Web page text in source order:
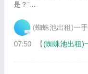
是？”...
(蜘蛛池出租)一
07:50
【(蜘蛛池出租)